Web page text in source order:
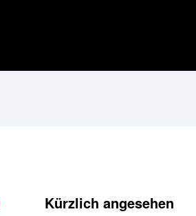
Kürzlich angesehen